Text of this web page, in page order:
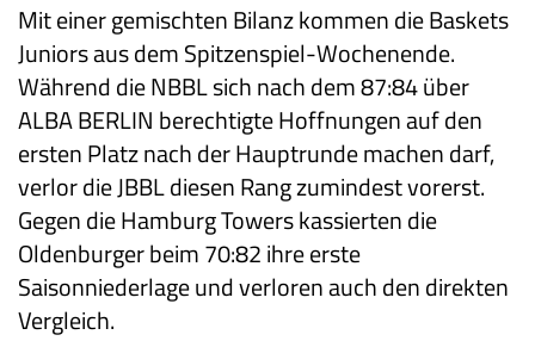
Mit einer gemischten Bilanz kommen die Baskets
Juniors aus dem Spitzenspiel-Wochenende.
Während die NBBL sich nach dem 87:84 über
ALBA BERLIN berechtigte Hoffnungen auf den
ersten Platz nach der Hauptrunde machen darf,
verlor die JBBL diesen Rang zumindest vorerst.
Gegen die Hamburg Towers kassierten die
Oldenburger beim 70:82 ihre erste
Saisonniederlage und verloren auch den direkten
Vergleich.